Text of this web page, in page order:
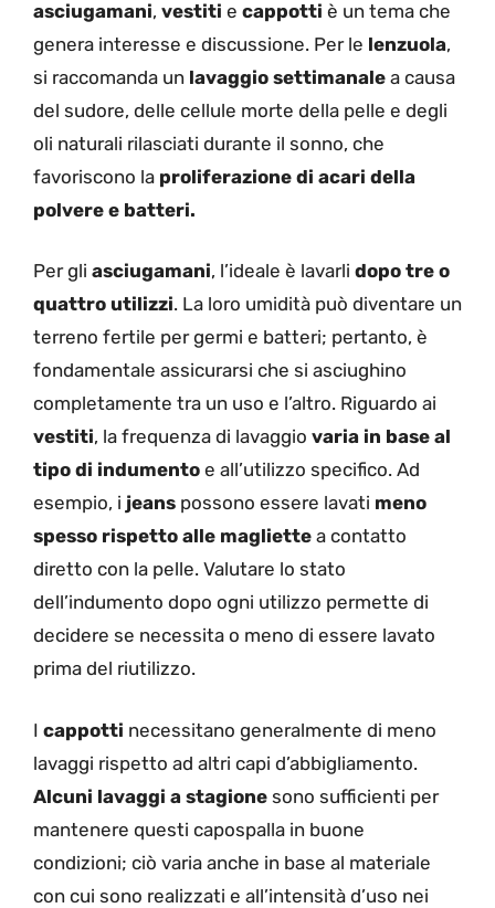
asciugamani, vestiti e cappotti è un tema che
genera interesse e discussione. Per le lenzuola,
si raccomanda un lavaggio settimanale a causa
del sudore, delle cellule morte della pelle e degli
oli naturali rilasciati durante il sonno, che
favoriscono la proliferazione di acari della
polvere e batteri.
Per gli asciugamani, l’ideale è lavarli dopo tre o
quattro utilizzi. La loro umidità può diventare un
terreno fertile per germi e batteri; pertanto, è
fondamentale assicurarsi che si asciughino
completamente tra un uso e l’altro. Riguardo ai
vestiti, la frequenza di lavaggio varia in base al
tipo di indumento e all’utilizzo specifico. Ad
esempio, i jeans possono essere lavati meno
spesso rispetto alle magliette a contatto
diretto con la pelle. Valutare lo stato
dell’indumento dopo ogni utilizzo permette di
decidere se necessita o meno di essere lavato
prima del riutilizzo.
I cappotti necessitano generalmente di meno
lavaggi rispetto ad altri capi d’abbigliamento.
Alcuni lavaggi a stagione sono sufficienti per
mantenere questi capospalla in buone
condizioni; ciò varia anche in base al materiale
con cui sono realizzati e all’intensità d’uso nei